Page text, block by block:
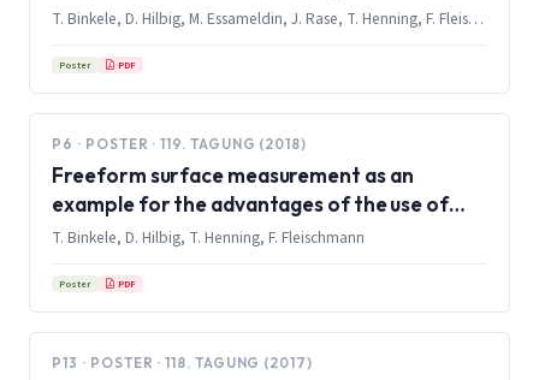
Tracing
T. Binkele, D. Hilbig, M. Essameldin, J. Rase, T. Henning, F. Fleischmann
Poster PDF
P6 · POSTER · 119. TAGUNG (2018)
Freeform surface measurement as an
example for the advantages of the use of
databases in measurement setups
T. Binkele, D. Hilbig, T. Henning, F. Fleischmann
Poster PDF
P13 · POSTER · 118. TAGUNG (2017)